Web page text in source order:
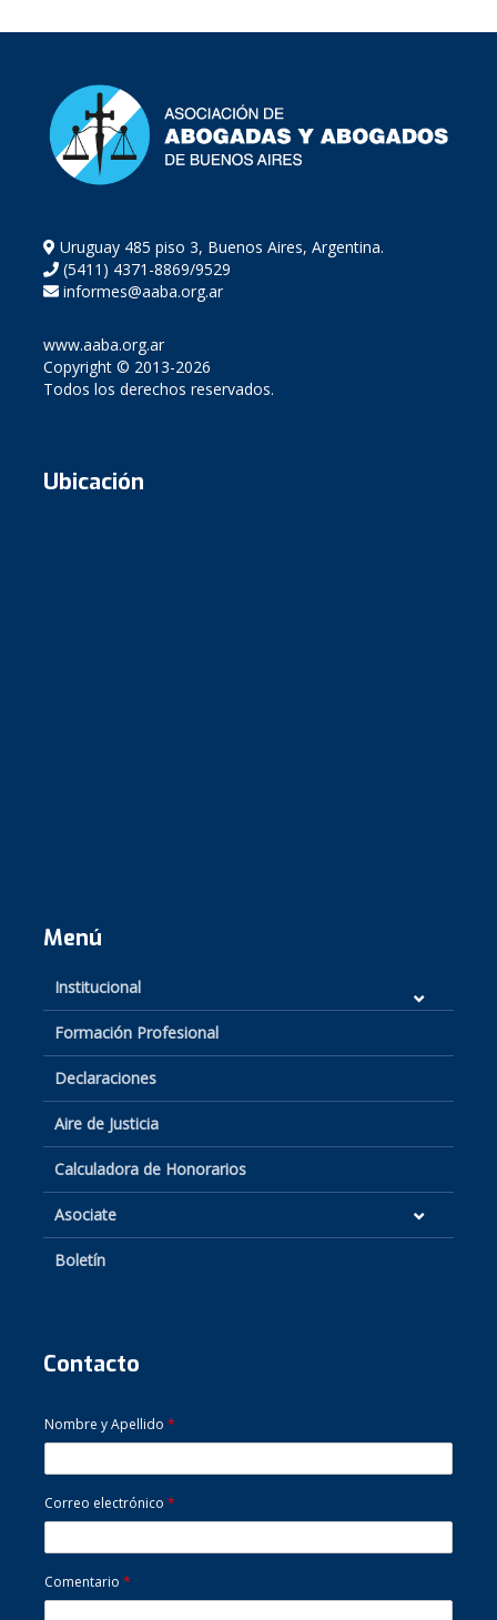
Uruguay 485 piso 3, Buenos Aires, Argentina.
(5411) 4371-8869/9529
informes@aaba.org.ar
www.aaba.org.ar
Copyright © 2013-2026
Todos los derechos reservados.
Ubicación
Menú
Institucional
Formación Profesional
Declaraciones
Aire de Justicia
Calculadora de Honorarios
Asociate
Boletín
Contacto
Nombre y Apellido *
Correo electrónico *
Comentario *